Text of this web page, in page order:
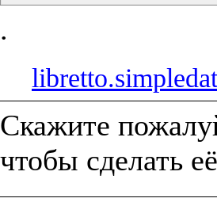
Скажите